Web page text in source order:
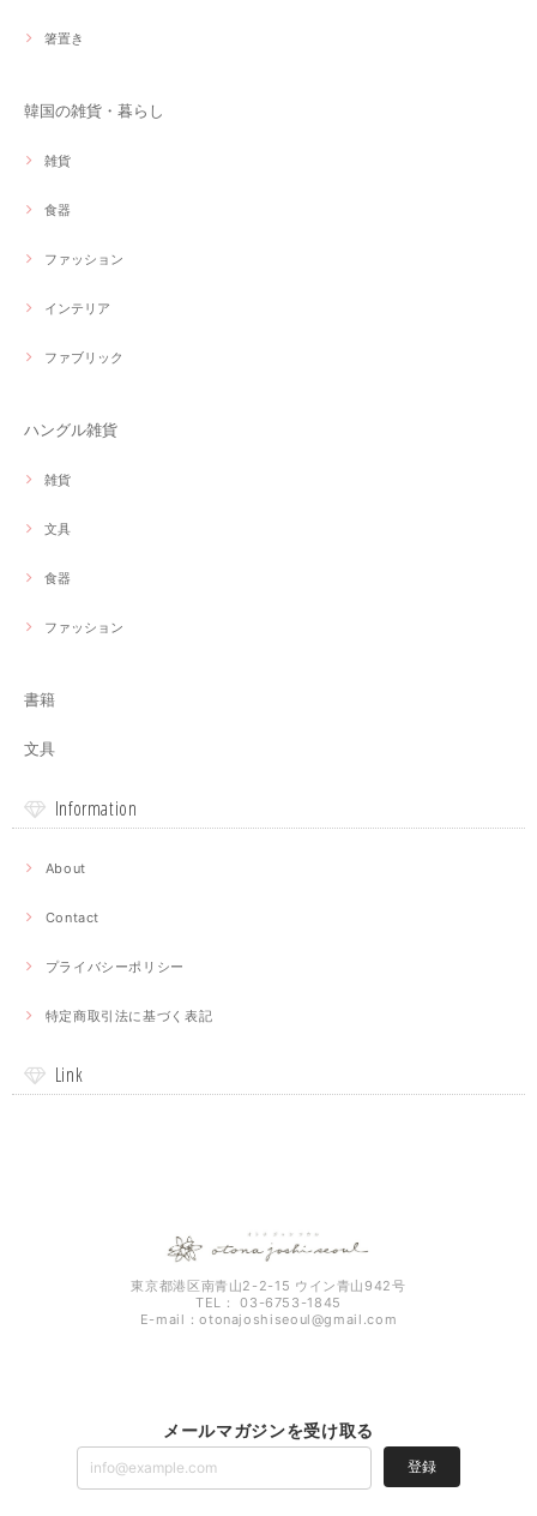
箸置き
韓国の雑貨・暮らし
雑貨
食器
ファッション
インテリア
ファブリック
ハングル雑貨
雑貨
文具
食器
ファッション
書籍
文具
Information
About
Contact
プライバシーポリシー
特定商取引法に基づく表記
Link
東京都港区南青山2-2-15 ウイン青山942号
TEL： 03-6753-1845
E-mail：otonajoshiseoul@gmail.com
メールマガジンを受け取る
登録